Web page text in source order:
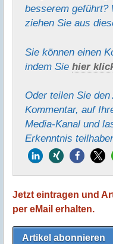
besserem geführt?
ziehen Sie aus
Sie können einen
indem Sie hier
Oder teilen Sie
Kommentar, auf
Media-Kanal und
Erkenntnis
Jetzt eintragen und
per eMail erhalten.
Artikel abonnieren